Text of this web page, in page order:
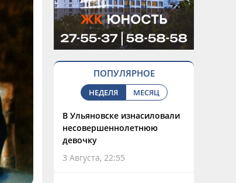
ПОПУЛЯРНОЕ
НЕДЕЛЯ МЕСЯЦ
В Ульяновске изнасиловали
несовершеннолетнюю
девочку
3 Августа, 22:55